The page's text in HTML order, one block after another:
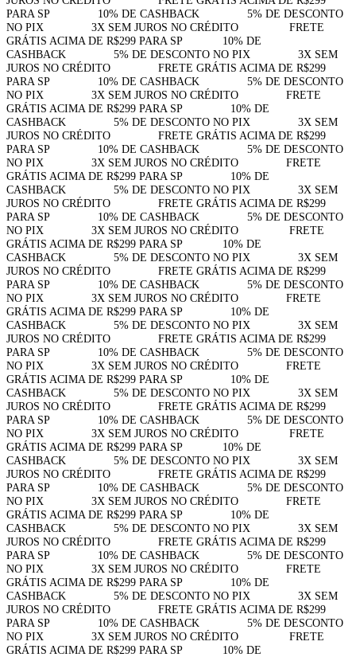
PARA SP⠀⠀⠀⠀⠀⠀10% DE CASHBACK⠀⠀⠀⠀⠀⠀5% DE DESCONTO
NO PIX⠀⠀⠀⠀⠀⠀3X SEM JUROS NO CRÉDITO⠀⠀⠀⠀⠀⠀ FRETE
GRÁTIS ACIMA DE R$299 PARA SP⠀⠀⠀⠀⠀10% DE
CASHBACK⠀⠀⠀⠀⠀⠀5% DE DESCONTO NO PIX⠀⠀⠀⠀⠀⠀3X SEM
JUROS NO CRÉDITO⠀⠀⠀⠀⠀⠀FRETE GRÁTIS ACIMA DE R$299
PARA SP⠀⠀⠀⠀⠀⠀10% DE CASHBACK⠀⠀⠀⠀⠀⠀5% DE DESCONTO
NO PIX⠀⠀⠀⠀⠀⠀3X SEM JUROS NO CRÉDITO⠀⠀⠀⠀⠀⠀FRETE
GRÁTIS ACIMA DE R$299 PARA SP⠀⠀⠀⠀⠀⠀10% DE
CASHBACK⠀⠀⠀⠀⠀⠀5% DE DESCONTO NO PIX⠀⠀⠀⠀⠀⠀3X SEM
JUROS NO CRÉDITO⠀⠀⠀⠀⠀⠀FRETE GRÁTIS ACIMA DE R$299
PARA SP⠀⠀⠀⠀⠀⠀10% DE CASHBACK⠀⠀⠀⠀⠀⠀5% DE DESCONTO
NO PIX⠀⠀⠀⠀⠀⠀3X SEM JUROS NO CRÉDITO⠀⠀⠀⠀⠀⠀FRETE
GRÁTIS ACIMA DE R$299 PARA SP⠀⠀⠀⠀⠀⠀10% DE
CASHBACK⠀⠀⠀⠀⠀⠀5% DE DESCONTO NO PIX⠀⠀⠀⠀⠀⠀3X SEM
JUROS NO CRÉDITO⠀⠀⠀⠀⠀⠀FRETE GRÁTIS ACIMA DE R$299
PARA SP⠀⠀⠀⠀⠀⠀10% DE CASHBACK⠀⠀⠀⠀⠀⠀5% DE DESCONTO
NO PIX⠀⠀⠀⠀⠀⠀3X SEM JUROS NO CRÉDITO⠀⠀⠀⠀⠀⠀ FRETE
GRÁTIS ACIMA DE R$299 PARA SP⠀⠀⠀⠀⠀10% DE
CASHBACK⠀⠀⠀⠀⠀⠀5% DE DESCONTO NO PIX⠀⠀⠀⠀⠀⠀3X SEM
JUROS NO CRÉDITO⠀⠀⠀⠀⠀⠀FRETE GRÁTIS ACIMA DE R$299
PARA SP⠀⠀⠀⠀⠀⠀10% DE CASHBACK⠀⠀⠀⠀⠀⠀5% DE DESCONTO
NO PIX⠀⠀⠀⠀⠀⠀3X SEM JUROS NO CRÉDITO⠀⠀⠀⠀⠀⠀FRETE
GRÁTIS ACIMA DE R$299 PARA SP⠀⠀⠀⠀⠀⠀10% DE
CASHBACK⠀⠀⠀⠀⠀⠀5% DE DESCONTO NO PIX⠀⠀⠀⠀⠀⠀3X SEM
JUROS NO CRÉDITO⠀⠀⠀⠀⠀⠀FRETE GRÁTIS ACIMA DE R$299
PARA SP⠀⠀⠀⠀⠀⠀10% DE CASHBACK⠀⠀⠀⠀⠀⠀5% DE DESCONTO
NO PIX⠀⠀⠀⠀⠀⠀3X SEM JUROS NO CRÉDITO⠀⠀⠀⠀⠀⠀FRETE
GRÁTIS ACIMA DE R$299 PARA SP⠀⠀⠀⠀⠀⠀10% DE
CASHBACK⠀⠀⠀⠀⠀⠀5% DE DESCONTO NO PIX⠀⠀⠀⠀⠀⠀3X SEM
JUROS NO CRÉDITO⠀⠀⠀⠀⠀⠀FRETE GRÁTIS ACIMA DE R$299
PARA SP⠀⠀⠀⠀⠀⠀10% DE CASHBACK⠀⠀⠀⠀⠀⠀5% DE DESCONTO
NO PIX⠀⠀⠀⠀⠀⠀3X SEM JUROS NO CRÉDITO⠀⠀⠀⠀⠀⠀ FRETE
GRÁTIS ACIMA DE R$299 PARA SP⠀⠀⠀⠀⠀10% DE
CASHBACK⠀⠀⠀⠀⠀⠀5% DE DESCONTO NO PIX⠀⠀⠀⠀⠀⠀3X SEM
JUROS NO CRÉDITO⠀⠀⠀⠀⠀⠀FRETE GRÁTIS ACIMA DE R$299
PARA SP⠀⠀⠀⠀⠀⠀10% DE CASHBACK⠀⠀⠀⠀⠀⠀5% DE DESCONTO
NO PIX⠀⠀⠀⠀⠀⠀3X SEM JUROS NO CRÉDITO⠀⠀⠀⠀⠀⠀FRETE
GRÁTIS ACIMA DE R$299 PARA SP⠀⠀⠀⠀⠀⠀10% DE
CASHBACK⠀⠀⠀⠀⠀⠀5% DE DESCONTO NO PIX⠀⠀⠀⠀⠀⠀3X SEM
JUROS NO CRÉDITO⠀⠀⠀⠀⠀⠀FRETE GRÁTIS ACIMA DE R$299
PARA SP⠀⠀⠀⠀⠀⠀10% DE CASHBACK⠀⠀⠀⠀⠀⠀5% DE DESCONTO
NO PIX⠀⠀⠀⠀⠀⠀3X SEM JUROS NO CRÉDITO⠀⠀⠀⠀⠀⠀FRETE
GRÁTIS ACIMA DE R$299 PARA SP⠀⠀⠀⠀⠀⠀10% DE
CASHBACK⠀⠀⠀⠀⠀⠀5% DE DESCONTO NO PIX⠀⠀⠀⠀⠀⠀3X SEM
JUROS NO CRÉDITO⠀⠀⠀⠀⠀⠀FRETE GRÁTIS ACIMA DE R$299
PARA SP⠀⠀⠀⠀⠀⠀10% DE CASHBACK⠀⠀⠀⠀⠀⠀5% DE DESCONTO
NO PIX⠀⠀⠀⠀⠀⠀3X SEM JUROS NO CRÉDITO⠀⠀⠀⠀⠀⠀ FRETE
GRÁTIS ACIMA DE R$299 PARA SP⠀⠀⠀⠀⠀10% DE